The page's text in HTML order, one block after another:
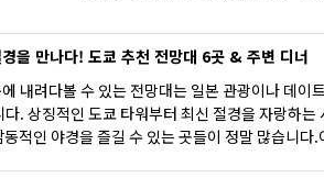
몰려오는 ‘특상 코스’를 직접 시식. 배도 마
험을 보고합니다.
을 만나다! 도쿄 추천 전망대 6곳 & 주변 디너
내려다볼 수 있는 전망대는 일본 관광이나 데이
. 상징적인 도쿄 타워부터 최신 절경을 자랑하는
적인 야경을 즐길 수 있는 곳들이 정말 많습니다.